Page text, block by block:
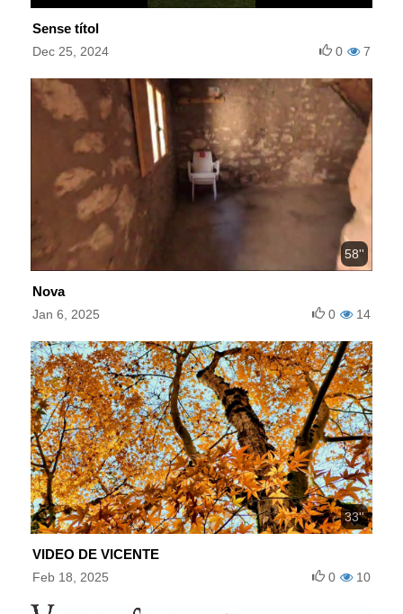
Sense títol
Dec 25, 2024 7
0
58''
Nova
Jan 6, 2025 14
0
33''
VIDEO DE VICENTE
Feb 18, 2025 10
0